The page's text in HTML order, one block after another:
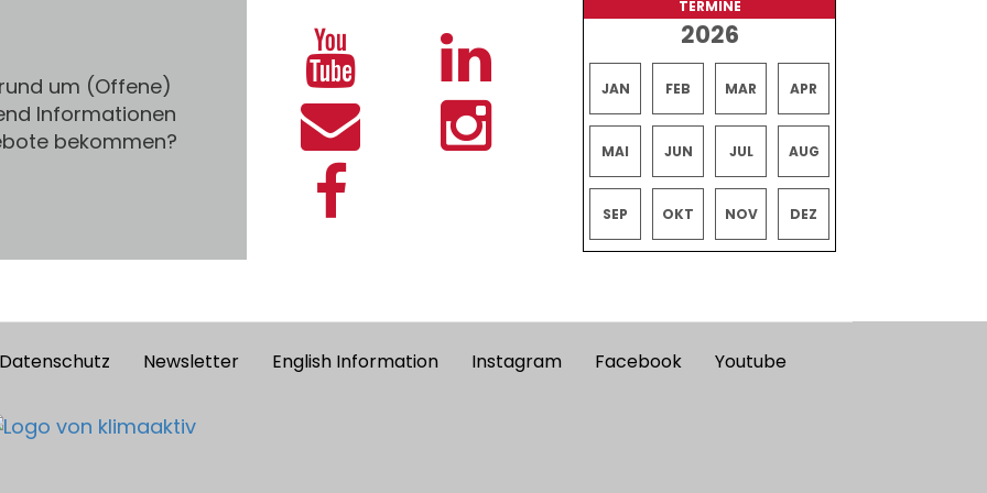
um (Offene)
Informationen
bekommen?
TERMINE
2026
JAN FEB MAR APR
MAI JUN JUL AUG
SEP OKT NOV DEZ
Datenschutz Newsletter English Information Instagram Facebook Youtube